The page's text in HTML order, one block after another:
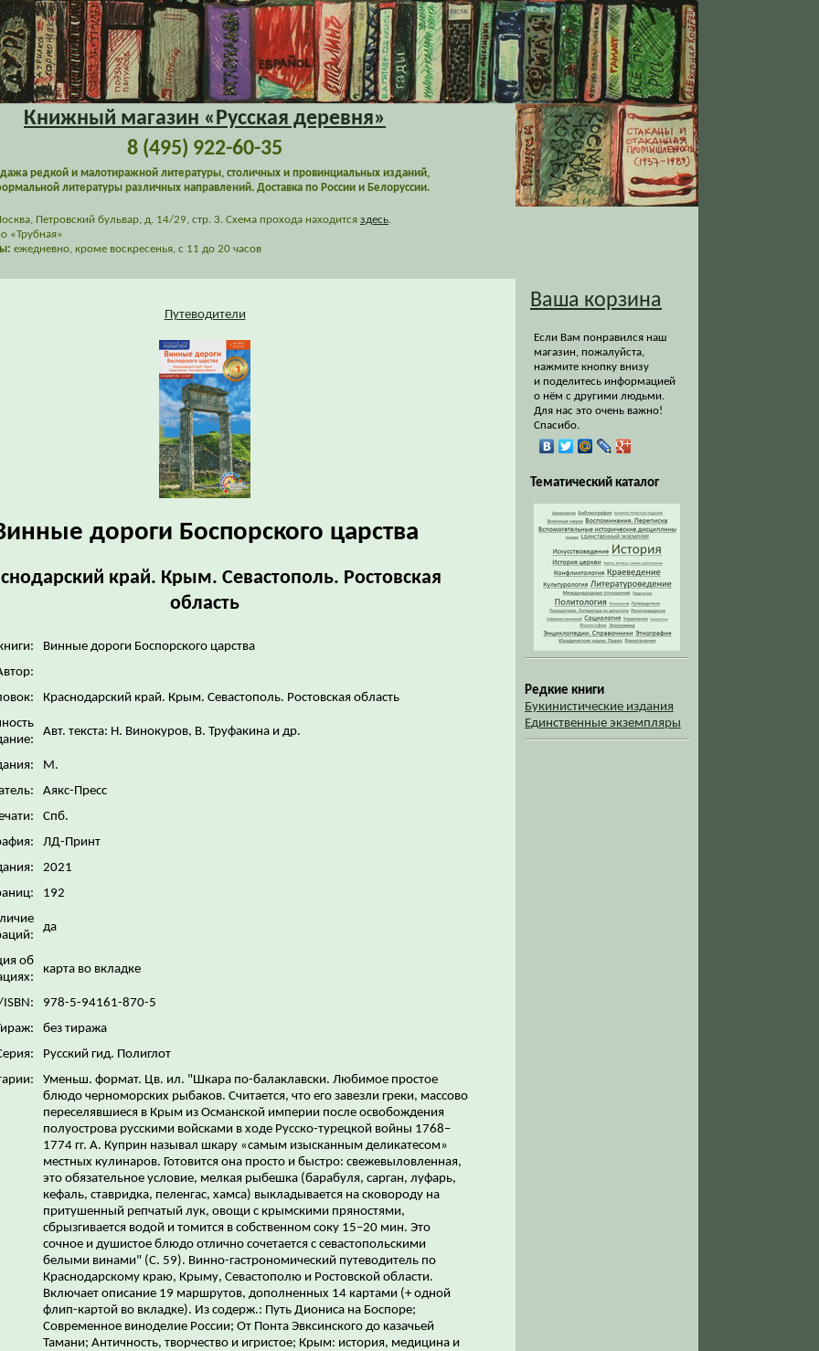
Книжный магазин «Русская деревня»
8 (495) 922-60-35
редкой и малотиражной литературы, столичных и провинциальных изданий,
литературы различных направлений. Доставка по России и Белоруссии.
Петровский бульвар, д. 14/29, стр. 3. Схема прохода находится здесь.
«Трубная»
ежедневно, кроме воскресенья, с 11 до 20 часов
Путеводители
дороги Боспорского царства
край. Крым. Севастополь. Ростовская
область
Винные дороги Боспорского царства
Краснодарский край. Крым. Севастополь. Ростовская область
Авт. текста: Н. Винокуров, В. Труфакина и др.
М.
Аякс-Пресс
Спб.
ЛД-Принт
2021
192
да
об
карта во вкладке
ISBN:
978-5-94161-870-5
без тиража
Русский гид. Полиглот
Уменьш. формат. Цв. ил. "Шкара по-балаклавски. Любимое простое
блюдо черноморских рыбаков. Считается, что его завезли греки, массово
переселявшиеся в Крым из Османской империи после освобождения
полуострова русскими войсками в ходе Русско-турецкой войны 1768–
1774 гг. А. Куприн называл шкару «самым изысканным деликатесом»
местных кулинаров. Готовится она просто и быстро: свежевыловленная,
это обязательное условие, мелкая рыбешка (барабуля, сарган, луфарь,
кефаль, ставридка, пеленгас, хамса) выкладывается на сковороду на
притушенный репчатый лук, овощи с крымскими пряностями,
сбрызгивается водой и томится в собственном соку 15–20 мин. Это
сочное и душистое блюдо отлично сочетается с севастопольскими
белыми винами" (С. 59). Винно-гастрономический путеводитель по
Краснодарскому краю, Крыму, Севастополю и Ростовской области.
Включает описание 19 маршрутов, дополненных 14 картами (+ одной
флип-картой во вкладке). Из содерж.: Путь Диониса на Боспоре;
Современное виноделие России; От Понта Эвксинского до казачьей
Тамани; Античность, творчество и игристое; Крым: история, медицина и
Ваша корзина
Если Вам понравился наш
магазин, пожалуйста,
нажмите кнопку внизу
и поделитесь информацией
о нём с другими людьми.
Для нас это очень важно!
Спасибо.
Тематический каталог
Редкие книги
Букинистические издания
Единственные экземпляры